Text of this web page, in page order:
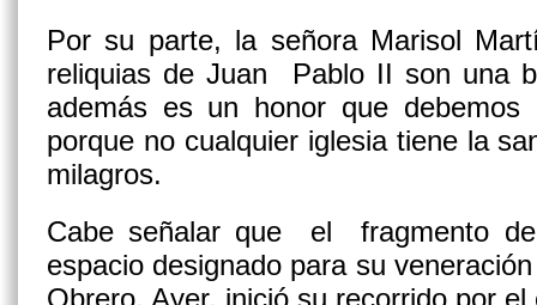
Por su parte, la señora Marisol
reliquias de Juan Pablo II son una
además es un honor que
porque no cualquier iglesia tiene la
milagros.
Cabe señalar que el fragmento
espacio designado para su
Obrero. Ayer, inició su recorrido por el